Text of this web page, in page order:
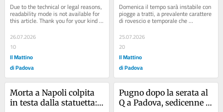
poliziotti: «Fu una
trappola per uccidere»
Due to the technical or legal reasons,
readability mode is not available for
this article. Thank you for your kind
26.07.2026
10
Il Mattino
di Padova
rischio temporali forti
Domenica il tempo sarà instabile con
piogge a tratti, a prevalente carattere
di rovescio e temporale che
localmente, specie tra Prealpi,
pianura e...
25.07.2026
20
Il Mattino
di Padova
Morta a Napoli colpita
in testa dalla statuetta: i
Pugno dopo la serata al
Q a Padova, sedicenne